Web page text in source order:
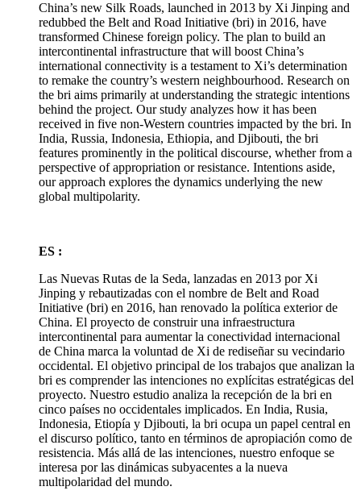
China’s new Silk Roads, launched in 2013 by Xi Jinping and
redubbed the Belt and Road Initiative (bri) in 2016, have
transformed Chinese foreign policy. The plan to build an
intercontinental infrastructure that will boost China’s
international connectivity is a testament to Xi’s determination
to remake the country’s western neighbourhood. Research on
the bri aims primarily at understanding the strategic intentions
behind the project. Our study analyzes how it has been
received in five non-Western countries impacted by the bri. In
India, Russia, Indonesia, Ethiopia, and Djibouti, the bri
features prominently in the political discourse, whether from a
perspective of appropriation or resistance. Intentions aside,
our approach explores the dynamics underlying the new
global multipolarity.
ES :
Las Nuevas Rutas de la Seda, lanzadas en 2013 por Xi
Jinping y rebautizadas con el nombre de Belt and Road
Initiative (bri) en 2016, han renovado la política exterior de
China. El proyecto de construir una infraestructura
intercontinental para aumentar la conectividad internacional
de China marca la voluntad de Xi de rediseñar su vecindario
occidental. El objetivo principal de los trabajos que analizan la
bri es comprender las intenciones no explícitas estratégicas del
proyecto. Nuestro estudio analiza la recepción de la bri en
cinco países no occidentales implicados. En India, Rusia,
Indonesia, Etiopía y Djibouti, la bri ocupa un papel central en
el discurso político, tanto en términos de apropiación como de
resistencia. Más allá de las intenciones, nuestro enfoque se
interesa por las dinámicas subyacentes a la nueva
multipolaridad del mundo.